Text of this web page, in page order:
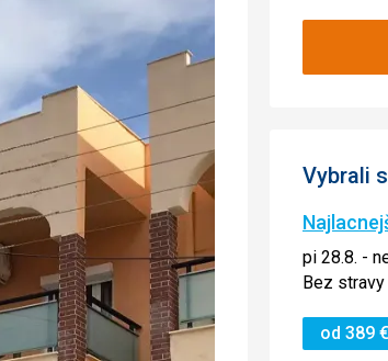
Vybrali
pi 28.8. -
Bez stravy
od 389 €